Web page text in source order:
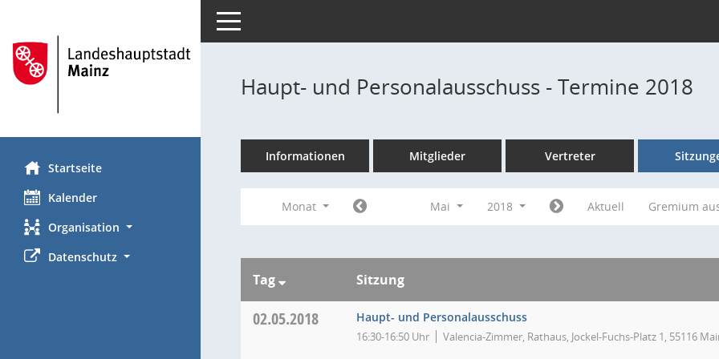
Startseite
Kalender
Organisation
Datenschutz
Toggle navigation
Haupt- und Personalausschuss - Termine 2018
Informationen Mitglieder Vertreter
Monat Mai 2018 Aktuell Gremium
Tag Sitzung
02.05.2018 Haupt- und Personalausschuss
16:30-16:50 Uhr Valencia-Zimmer, Rathaus, Jockel-Fuchs-Platz 1, 55116